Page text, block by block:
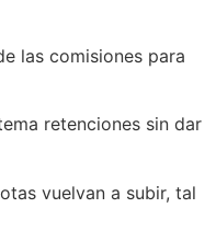
las comisiones para
retenciones sin dar
vuelvan a subir, tal